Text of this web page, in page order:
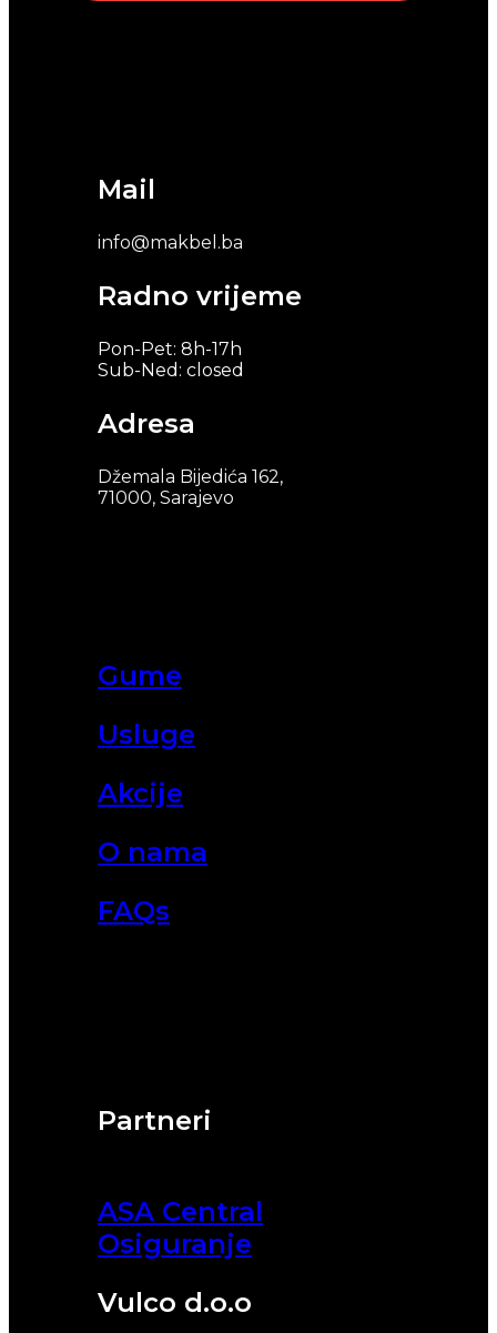
Partneri
ASA Central
Osiguranje
Vulco d.o.o
Gume
Usluge
Akcije
O nama
FAQs
Mail
info@makbel.ba
Radno vrijeme
Pon-Pet: 8h-17h
Sub-Ned: closed
Adresa
Džemala Bijedića 162,
71000, Sarajevo